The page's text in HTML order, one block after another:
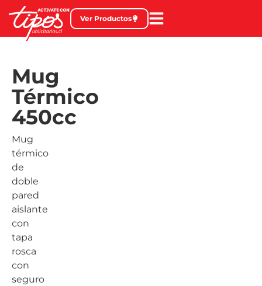
Ver Productos
Mug
Térmico
450cc
Mug
térmico
de
doble
pared
aislante
con
tapa
rosca
con
seguro